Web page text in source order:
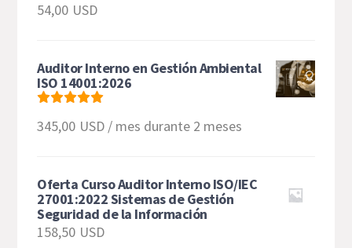
con5 de 5
54,00 USD
Auditor Interno en Gestión Ambiental
ISO 14001:2026
con5.00
345,00 USD / mes durante 2 meses
Oferta Curso Auditor Interno ISO/IEC
27001:2022 Sistemas de Gestión
Seguridad de la Información
158,50 USD